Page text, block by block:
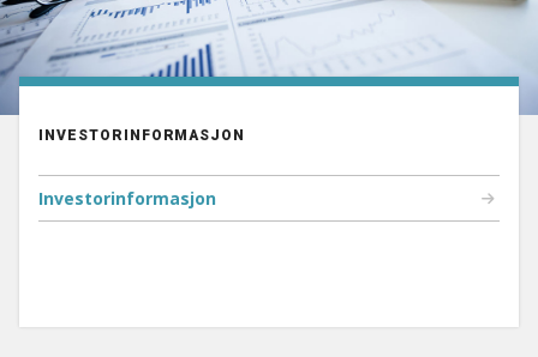
INVESTORINFORMASJON
Investorinformasjon